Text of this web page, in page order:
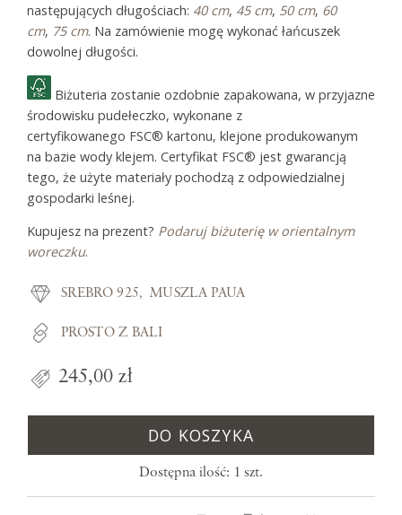
następujących długościach: 40 cm, 45 cm, 50 cm, 60
cm, 75 cm. Na zamówienie mogę wykonać łańcuszek
dowolnej długości.
Biżuteria zostanie ozdobnie zapakowana, w przyjazne
środowisku pudełeczko, wykonane z
certyfikowanego FSC® kartonu, klejone produkowanym
na bazie wody klejem. Certyfikat FSC® jest gwarancją
tego, że użyte materiały pochodzą z odpowiedzialnej
gospodarki leśnej.
Kupujesz na prezent? Podaruj biżuterię w orientalnym
woreczku.
SREBRO 925 MUSZLA PAUA
PROSTO Z BALI
245,00 zł
DO KOSZYKA
Dostępna ilość: 1 szt.